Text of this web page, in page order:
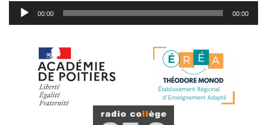
Lecteur
audio
00:00 00:00